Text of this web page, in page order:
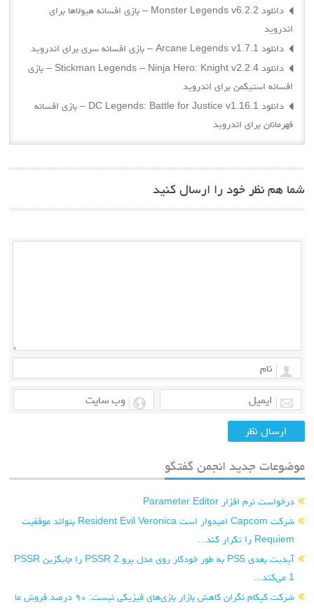
دانلود Monster Legends v6.2.2 – بازی افسانه هیولاها برای
اندروید
دانلود Arcane Legends v1.7.1 – بازی افسانه سری برای اندروید
دانلود Stickman Legends – Ninja Hero: Knight v2.2.4 – بازی
افسانه استیکمن برای اندروید
دانلود DC Legends: Battle for Justice v1.16.1 – بازی افسانه
قهرمانان برای اندروید
شما هم نظر خود را ارسال کنید
موضوعات جدید انجمن گفتگو
درخواست نرم افزار Parameter Editor
شرکت Capcom امیدوار است Resident Evil Veronica بتواند موفقیت
Requiem را تکرار کند...
آپدیت بعدی PS5 به طور خودکار روی مدل پرو PSSR 2 را جایگزین PSSR
1 می‌کند...
شرکت کپکام نگران کاهش بازار بازی‌های فیزیکی نیست: ۹۰ درصد فروش ما